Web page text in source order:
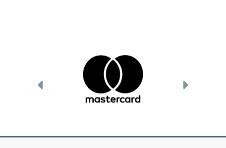
Anterior